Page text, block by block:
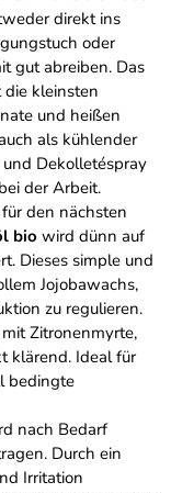
direkt ins
oder
gut abreiben. Das
kleinsten
und heißen
als kühlender
Dekolletéspray
der Arbeit.
den nächsten
bio wird dünn auf
Dieses simple und
Jojobawachs,
zu regulieren.
Zitronenmyrte,
klärend. Ideal für
bedingte
nach Bedarf
Durch ein
Irritation